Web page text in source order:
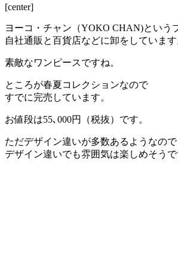
[center]
ヨーコ・チャン（YOKO CHAN)という
自社通販と百貨店などに卸をしています
素敵なワンピースですね。
ところが春夏コレクションなので
すでに完売 しています。
お値段は55､000円（税抜） です。
ただデザイン違いが多数ある ようなので
デザイン違いでも雰囲気は楽しめそうで